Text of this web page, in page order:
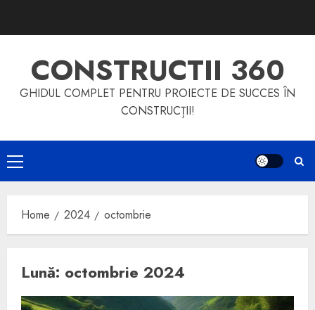
CONSTRUCTII 360
GHIDUL COMPLET PENTRU PROIECTE DE SUCCES ÎN
CONSTRUCȚII!
Primary
Menu
Home 2024 octombrie
Lună: octombrie 2024